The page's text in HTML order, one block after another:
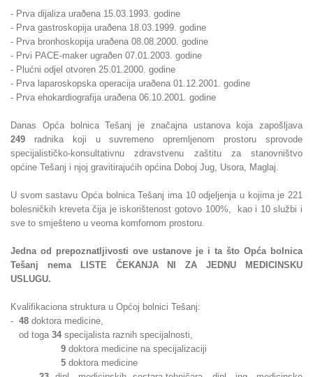
- Prva dijaliza uraðena 15.03.1993. godine
- Prva gastroskopija uraðena 18.03.1999. godine
- Prva bronhoskopija uraðena 08.08.2000. godine
- Prvi PACE-maker ugraðen 07.01.2003. godine
- Plućni odjel otvoren 25.01.2000. godine
- Prva laparoskopska operacija uraðena 01.12.2001. godine
- Prva ehokardiografija uraðena 06.10.2001. godine
Danas Opća bolnica Tešanj je značajna ustanova koja zapošljava
249 radnika koji u suvremeno opremljenom prostoru sprovode
specijalističko-konsultativnu zdravstvenu zaštitu za stanovništvo
općine Tešanj i njoj gravitirajućih općina Doboj Jug, Usora, Maglaj.
U svom sastavu Opća bolnica Tešanj ima 10 odjeljenja u kojima je 221
bolesničkih kreveta čija je iskorištenost gotovo 100%, kao i 10 službi i
sve to smješteno u veoma komfornom prostoru.
Jedna od prepoznatljivosti ove ustanove je i ta što Opća bolnica
Tešanj nema LISTE ČEKANJA NI ZA JEDNU MEDICINSKU
USLUGU.
Kvalifikaciona struktura u Općoj bolnici Tešanj:
- 48 doktora medicine,
od toga 34 specijalista raznih specijalnosti,
9 doktora medicine na specijalizaciji
5 doktora medicine